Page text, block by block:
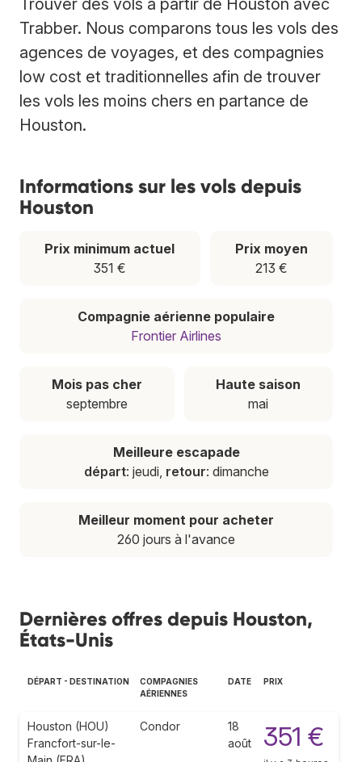
Trabber. Nous comparons tous les vols des
agences de voyages, et des compagnies
low cost et traditionnelles afin de trouver
les vols les moins chers en partance de
Houston.
Informations sur les vols depuis
Houston
Prix minimum actuel
351 €
Prix moyen
213 €
Compagnie aérienne populaire
Frontier Airlines
Mois pas cher
septembre
Haute saison
mai
Meilleure escapade
départ: jeudi, retour: dimanche
Meilleur moment pour acheter
260 jours à l'avance
Dernières offres depuis Houston,
États-Unis
DÉPART - DESTINATION
COMPAGNIES
AÉRIENNES
DATE PRIX
Houston (HOU)
Francfort-sur-le-
Condor
18
août
351 €